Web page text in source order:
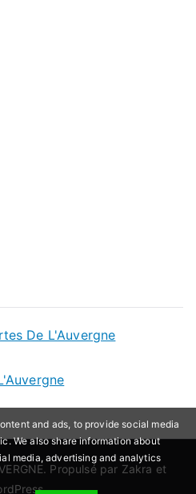
De L'Auvergne
. Propulsé par Zakra et
.
and ads, to provide social media
We also share information about
media, advertising and analytics